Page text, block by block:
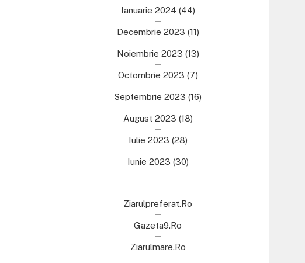
Ianuarie 2024 (44)
Decembrie 2023 (11)
Noiembrie 2023 (13)
Octombrie 2023 (7)
Septembrie 2023 (16)
August 2023 (18)
Iulie 2023 (28)
Iunie 2023 (30)
Ziarulpreferat.ro
Gazeta9.ro
Ziarulmare.ro